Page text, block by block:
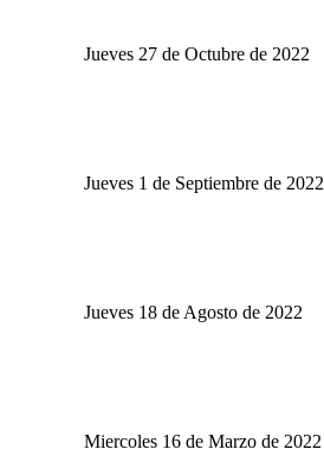
Jueves 27 de Octubre de 2022
Jueves 1 de Septiembre de 2022
Jueves 18 de Agosto de 2022
Miercoles 16 de Marzo de 2022